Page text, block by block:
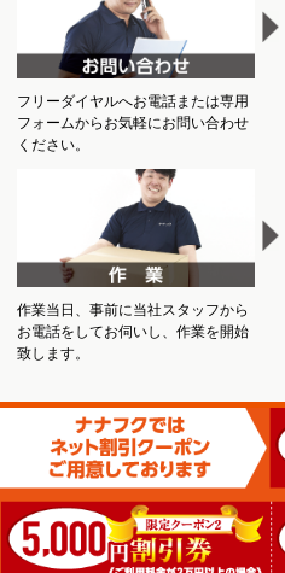
フリーダイヤルへお電話または専用
フォームからお気軽にお問い合わせ
ください。
作業当日、事前に当社スタッフから
お電話をしてお伺いし、作業を開始
致します。